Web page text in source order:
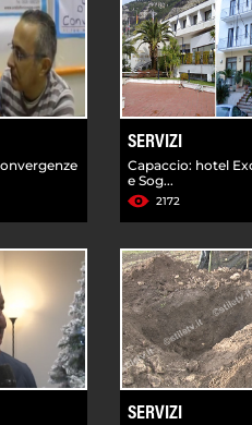
SERVIZI
Capaccio: hotel
e Sog...
2172
SERVIZI